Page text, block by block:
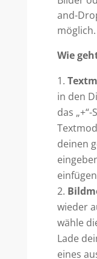
and-
möglich.
Wie
in den
das
deinen
wieder
wähle
Lade
eines